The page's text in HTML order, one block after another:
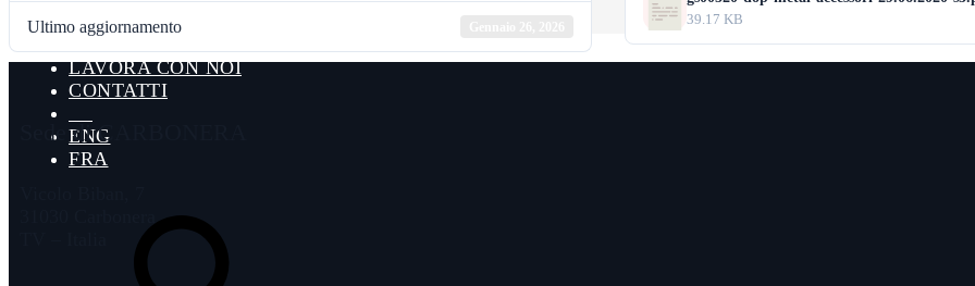
FLASHLINE FLEX + FINISH
FLASHLINE ACCESSORIES
LAVORA CON NOI
CONTATTI
ENG
FRA
Ultimo aggiornamento
39.17 KB
Sede di CARBONERA